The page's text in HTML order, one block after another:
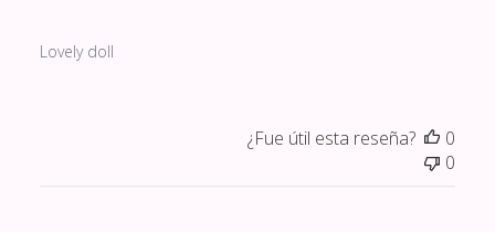
Lovely doll
¿Fue útil esta reseña?
0
0